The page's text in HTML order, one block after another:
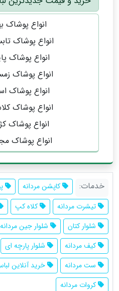
انواع پوشاک
انواع پوشاک
انواع پوشاک
انواع پوشاک
انواع پوشاک
انواع پوشاک
انواع پوشاک
انواع پوشاک
خدمات: کاپشن مردانه
تیشرت مردانه
کلاه کپ
شلوار کتان
شلوار جین مردانه
کیف مردانه
شلوار پارچه ای
ست مردانه
خرید آنلاین
کروات مردانه